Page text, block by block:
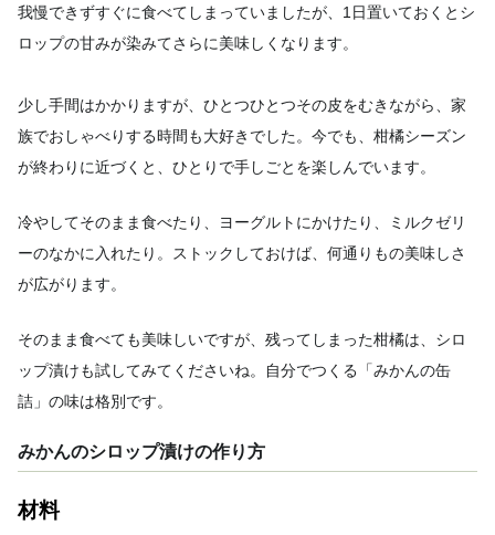
我慢できずすぐに食べてしまっていましたが、1日置いておくとシ
ロップの甘みが染みてさらに美味しくなります。
少し手間はかかりますが、ひとつひとつその皮をむきながら、家
族でおしゃべりする時間も大好きでした。今でも、柑橘シーズン
が終わりに近づくと、ひとりで手しごとを楽しんでいます。
冷やしてそのまま食べたり、ヨーグルトにかけたり、ミルクゼリ
ーのなかに入れたり。ストックしておけば、何通りもの美味しさ
が広がります。
そのまま食べても美味しいですが、残ってしまった柑橘は、シロ
ップ漬けも試してみてくださいね。自分でつくる「みかんの缶
詰」の味は格別です。
みかんのシロップ漬けの作り方
材料